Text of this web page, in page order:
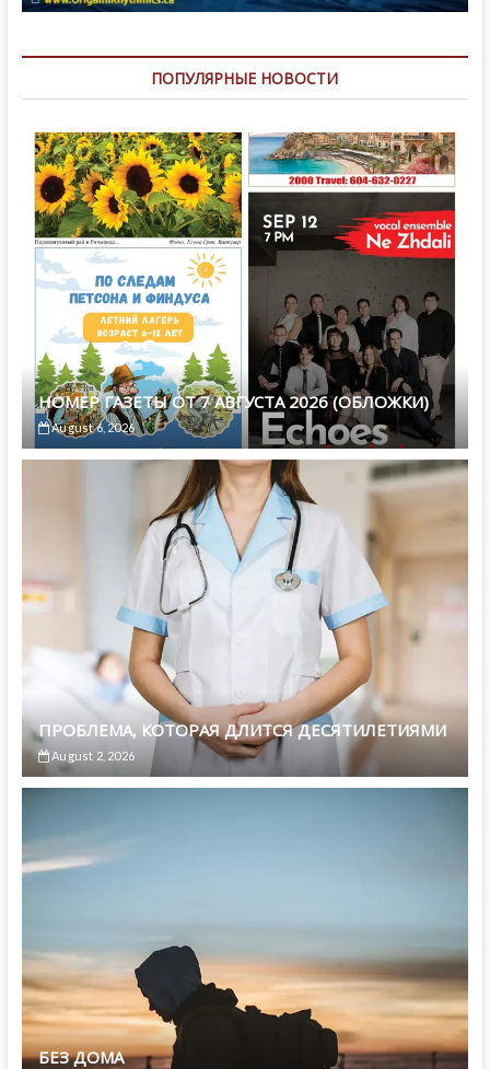
ПОПУЛЯРНЫЕ НОВОСТИ
НОМЕР ГАЗЕТЫ ОТ 7 АВГУСТА 2026 (ОБЛОЖКИ)
August 6, 2026
ПРОБЛЕМА, КОТОРАЯ ДЛИТСЯ ДЕСЯТИЛЕТИЯМИ
August 2, 2026
БЕЗ ДОМА